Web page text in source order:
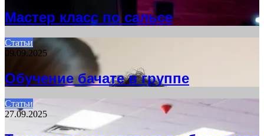
Мастер класс по сальсе
Статьи
09.09.2025
Обучение бачате в группе
Статьи
27.09.2025